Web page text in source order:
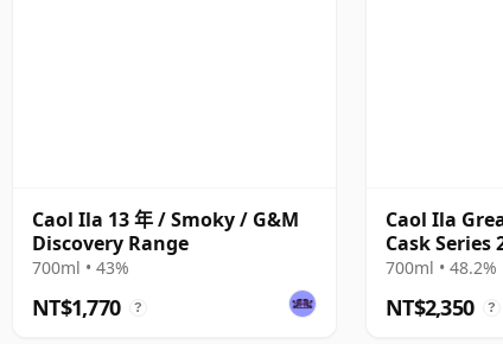
Caol Ila 13 年 / Smoky / G&M
Discovery Range
700ml • 43%
NT$1,770 ?
Caol Ila
Cask Series
700ml • 48.2%
NT$2,350 ?